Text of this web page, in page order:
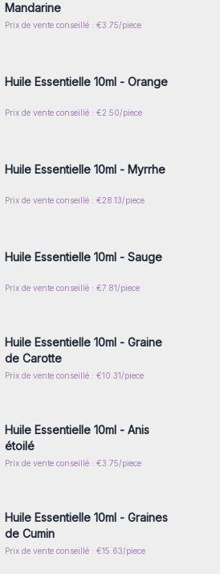
Mandarine
Prix de vente conseillé : €3.75/piece
Connectez-vous ou inscrivez-
Huile Essentielle 10ml - Orange
Prix de vente conseillé : €2.50/piece
Connectez-vous ou inscrivez-
Huile Essentielle 10ml - Myrrhe
Prix de vente conseillé : €28.13/piece
Connectez-vous ou inscrivez-
Huile Essentielle 10ml - Sauge
Prix de vente conseillé : €7.81/piece
Connectez-vous ou inscrivez-
Huile Essentielle 10ml - Graine
de Carotte
Prix de vente conseillé : €10.31/piece
Connectez-vous ou inscrivez-
Huile Essentielle 10ml - Anis
étoilé
Prix de vente conseillé : €3.75/piece
Connectez-vous ou inscrivez-
Huile Essentielle 10ml - Graines
de Cumin
Prix de vente conseillé : €15.63/piece
Connectez-vous ou inscrivez-